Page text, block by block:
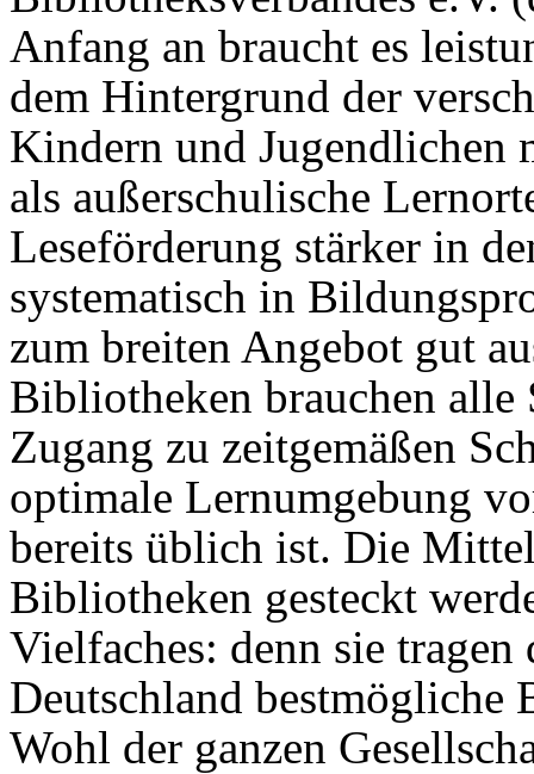
Anfang an braucht es
dem Hintergrund der
Kindern und
als außerschulische
Leseförderung stärker in
systematisch in
zum breiten Angebot gut
Bibliotheken brauchen
Zugang zu zeitgemäßen
optimale Lernumgebung
bereits üblich ist. Die
Bibliotheken gesteckt
Vielfaches: denn sie
Deutschland bestmögliche
Wohl der ganzen